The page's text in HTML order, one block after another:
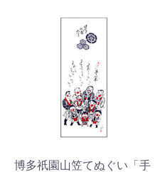
博多祇園山笠てぬぐい「手